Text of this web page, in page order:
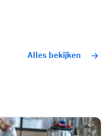
Alles bekijken